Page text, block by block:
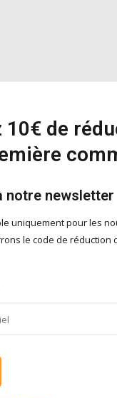
clients
10€ de
notre newsletter
uniquement pour les
le code de réduction